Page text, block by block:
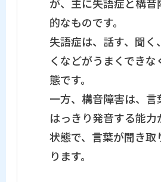
的なものです。
失語症は、話す、聞く
くなどがうまくできな
態です。
一方、構音障害は、言
はっきり発音する能力
状態で、言葉が聞き取
ります。